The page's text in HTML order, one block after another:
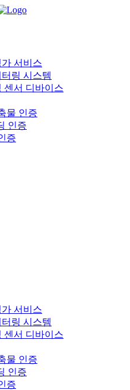
서비스
링 시스템
센서 디바이스
물 인증
인증
증
서비스
링 시스템
센서 디바이스
물 인증
인증
증